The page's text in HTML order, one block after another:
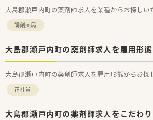
大島郡瀬戸内町の薬剤師求人を業種からお探しい
調剤薬局
大島郡瀬戸内町の薬剤師求人を雇用形
大島郡瀬戸内町の薬剤師求人を雇用形態からお探
正社員
大島郡瀬戸内町の薬剤師求人をこだわ